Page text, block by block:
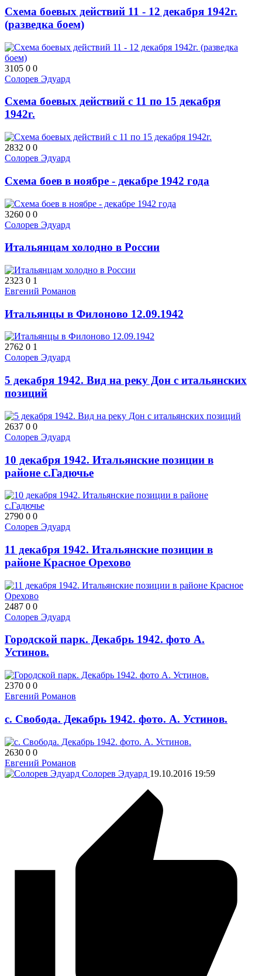
Схема боевых действий 11 - 12 декабря 1942г.
(разведка боем)
3105 0 0
Солорев Эдуард
Схема боевых действий с 11 по 15 декабря
1942г.
2832 0 0
Солорев Эдуард
Схема боев в ноябре - декабре 1942 года
3260 0 0
Солорев Эдуард
Итальянцам холодно в России
2323 0 1
Евгений Романов
Итальянцы в Филоново 12.09.1942
2762 0 1
Солорев Эдуард
5 декабря 1942. Вид на реку Дон с итальянских
позиций
2637 0 0
Солорев Эдуард
10 декабря 1942. Итальянские позиции в
районе с.Гадючье
2790 0 0
Солорев Эдуард
11 декабря 1942. Итальянские позиции в
районе Красное Орехово
2487 0 0
Солорев Эдуард
Городской парк. Декабрь 1942. фото А.
Устинов.
2370 0 0
Евгений Романов
с. Свобода. Декабрь 1942. фото. А. Устинов.
2630 0 0
Евгений Романов
Солорев Эдуард 19.10.2016 19:59